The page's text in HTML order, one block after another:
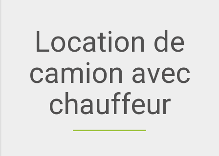
Location de
camion avec
chauffeur